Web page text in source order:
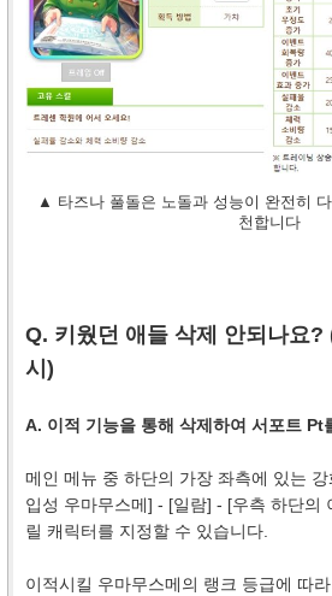
▲ 타즈나 풀돌은 노돌과 성능이 완전히
천합니다
Q. 키웠던 애들 삭제 안되나요?
시 )
A. 이적 기능을 통해 삭제하여 서포트 Pt
메인 메뉴 중 하단의 가장 좌측에 있는
입성 우마무스메] - [일람] - [우측 하단의
릴 캐릭터를 지정할 수 있습니다.
이적시킬 우마무스메의 랭크 등급에 따